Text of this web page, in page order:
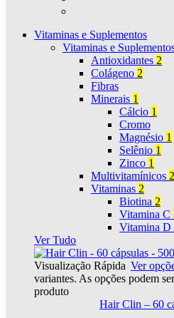
Vitaminas e Suplementos
Vitaminas e
Antioxidantes 2
Colágeno 2
Fibras
Minerais 1
Cálcio 1
Cromo
Magnésio 1
Selênio 1
Zinco 1
Multivitamínicos 2
Vitaminas 2
Biotina 2
Vitamina C
Vitamina D
Ver Tudo
Visualização Rápida Ver
variantes. As opções podem
produto
Hair Clin – 60